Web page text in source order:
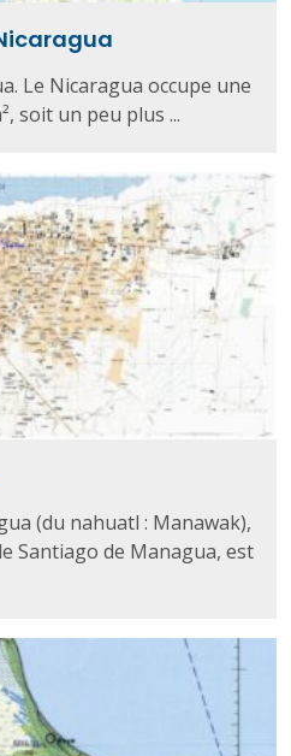
Le Nicaragua occupe une
soit un peu plus ...
(du nahuatl : Manawak),
Santiago de Managua, est